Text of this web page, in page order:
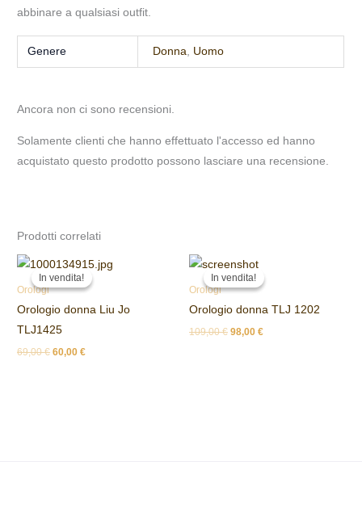
abbinare a qualsiasi outfit.
Genere Donna, Uomo
Ancora non ci sono recensioni.
Solamente clienti che hanno effettuato l'accesso ed hanno
acquistato questo prodotto possono lasciare una recensione.
Prodotti correlati
In vendita!
In vendita!
Orologi
Orologio donna Liu Jo
TLJ1425
69,00€
Il
prezzo
originale
69,00 €.
60,00€
Il
prezzo
attuale
60,00 €.
In vendita!
In vendita!
Orologi
Orologio donna TLJ 1202
109,00€
prezzo
originale
109,00 €.
98,00 €
attuale
98,00 €.